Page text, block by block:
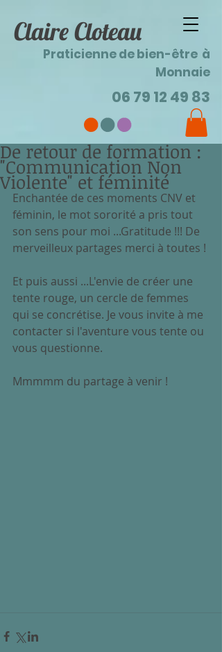
Claire Cloteau
Praticienne de bien-être à
Monnaie
06 79 12 49 83
De retour de formation :
"Communication Non
Violente" et féminité
Enchantée de ces moments CNV et
féminin, le mot sororité a pris tout
son sens pour moi ...Gratitude !!! De
merveilleux partages merci à toutes !
Et puis aussi ...L'envie de créer une
tente rouge, un cercle de femmes
qui se concrétise. Je vous invite à me
contacter si l'aventure vous tente ou
vous questionne.
Mmmmm du partage à venir !